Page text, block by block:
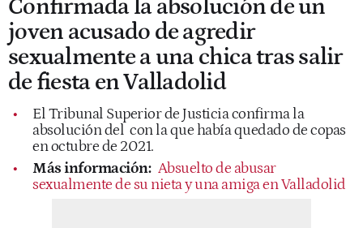
Confirmada la absolución de un
joven acusado de agredir
sexualmente a una chica tras salir
de fiesta en Valladolid
El Tribunal Superior de Justicia confirma la
absolución del con la que había quedado de copas
en octubre de 2021.
Más información: Absuelto de abusar
sexualmente de su nieta y una amiga en Valladolid